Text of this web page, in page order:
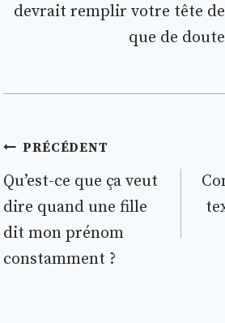
devrait remplir votre tête
que de
Navigation
de
l’article
PRÉCÉDENT
Qu’est-ce que ça veut
dire quand une fille
dit mon prénom
constamment ?